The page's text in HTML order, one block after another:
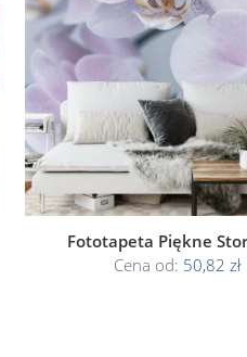
Fototapeta Piękne
Cena od: 50,82 zł